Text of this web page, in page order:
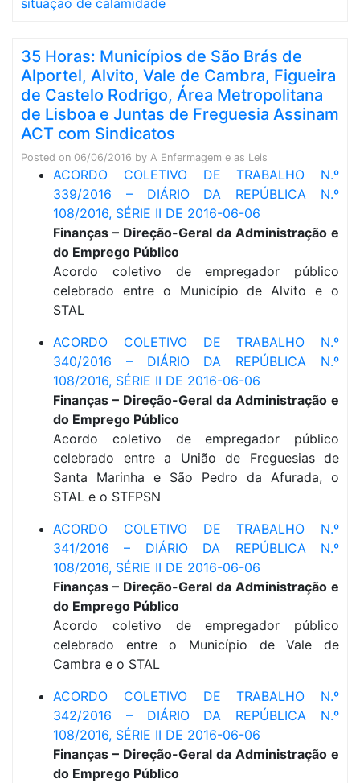
situação de calamidade
35 Horas: Municípios de São Brás de
Alportel, Alvito, Vale de Cambra, Figueira
de Castelo Rodrigo, Área Metropolitana
de Lisboa e Juntas de Freguesia Assinam
ACT com Sindicatos
Posted on 06/06/2016 by A Enfermagem e as Leis
ACORDO COLETIVO DE TRABALHO N.º
339/2016 – DIÁRIO DA REPÚBLICA N.º
108/2016, SÉRIE II DE 2016-06-06
Finanças – Direção-Geral da Administração e
do Emprego Público
Acordo coletivo de empregador público
celebrado entre o Município de Alvito e o
STAL
ACORDO COLETIVO DE TRABALHO N.º
340/2016 – DIÁRIO DA REPÚBLICA N.º
108/2016, SÉRIE II DE 2016-06-06
Finanças – Direção-Geral da Administração e
do Emprego Público
Acordo coletivo de empregador público
celebrado entre a União de Freguesias de
Santa Marinha e São Pedro da Afurada, o
STAL e o STFPSN
ACORDO COLETIVO DE TRABALHO N.º
341/2016 – DIÁRIO DA REPÚBLICA N.º
108/2016, SÉRIE II DE 2016-06-06
Finanças – Direção-Geral da Administração e
do Emprego Público
Acordo coletivo de empregador público
celebrado entre o Município de Vale de
Cambra e o STAL
ACORDO COLETIVO DE TRABALHO N.º
342/2016 – DIÁRIO DA REPÚBLICA N.º
108/2016, SÉRIE II DE 2016-06-06
Finanças – Direção-Geral da Administração e
do Emprego Público